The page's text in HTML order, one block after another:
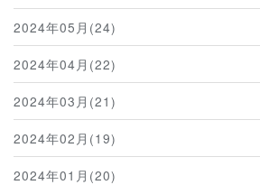
2024年05月(24)
2024年04月(22)
2024年03月(21)
2024年02月(19)
2024年01月(20)